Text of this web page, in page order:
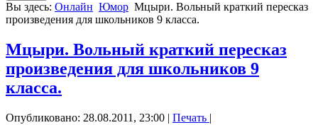
Вы здесь: Онлайн Юмор Мцыри. Вольный краткий пересказ
произведения для школьников 9 класса.
Мцыри. Вольный краткий пересказ
произведения для школьников 9
класса.
Опубликовано: 28.08.2011, 23:00 | Печать |